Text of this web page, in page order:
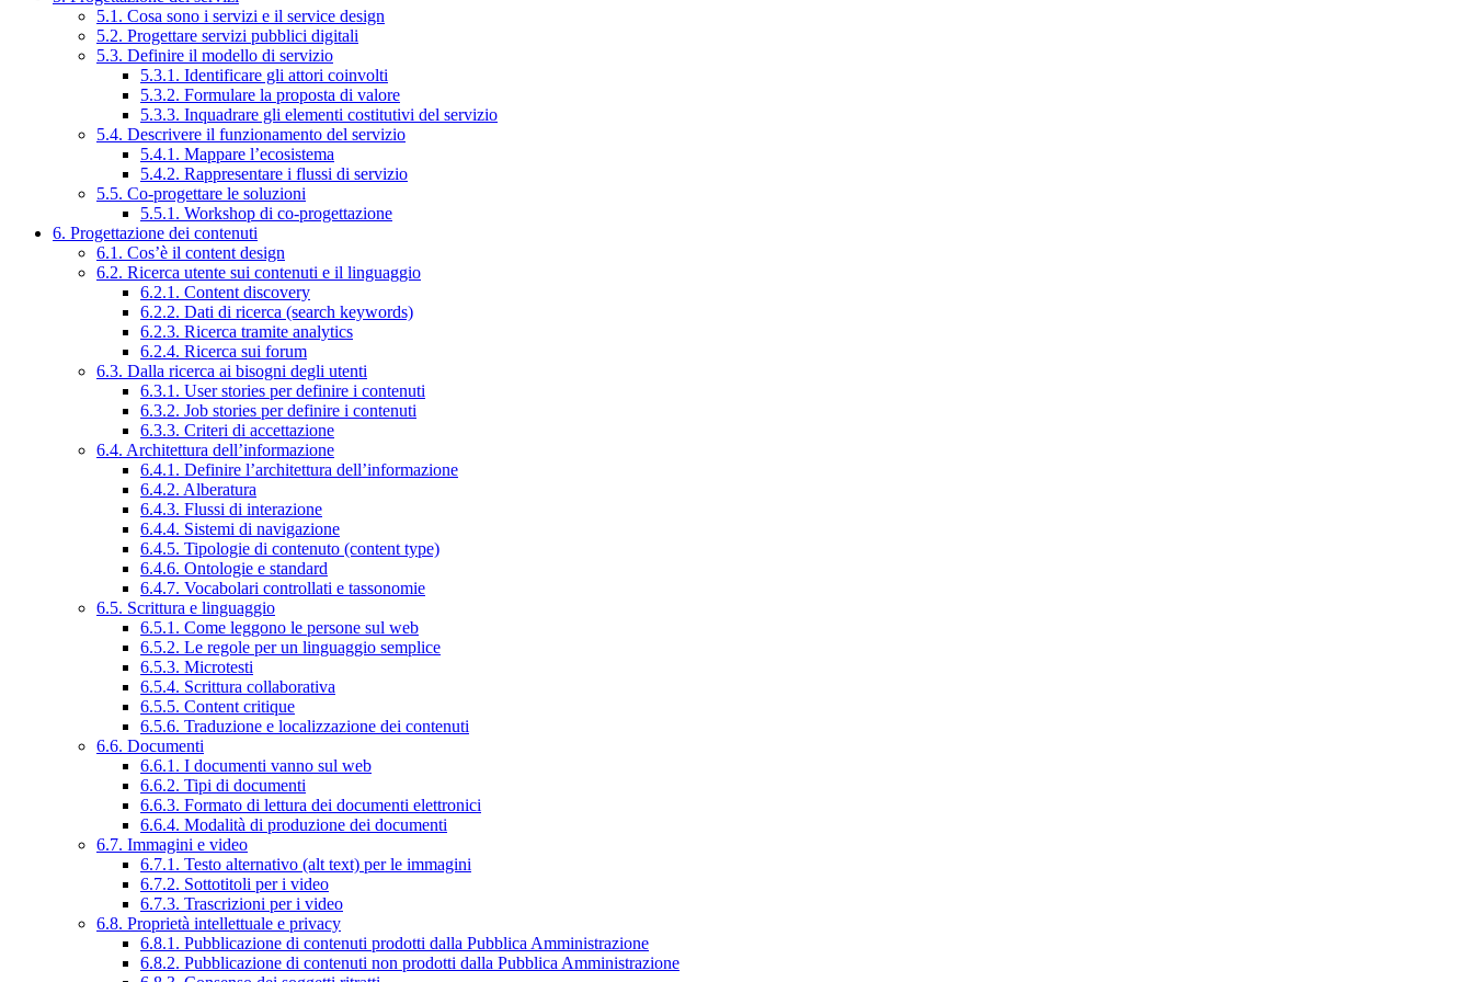
5.1. Cosa sono i servizi e il service design
5.2. Progettare servizi pubblici digitali
5.3. Definire il modello di servizio
5.3.1. Identificare gli attori coinvolti
5.3.2. Formulare la proposta di valore
5.3.3. Inquadrare gli elementi costitutivi del servizio
5.4. Descrivere il funzionamento del servizio
5.4.1. Mappare l’ecosistema
5.4.2. Rappresentare i flussi di servizio
5.5. Co-progettare le soluzioni
5.5.1. Workshop di co-progettazione
6. Progettazione dei contenuti
6.1. Cos’è il content design
6.2. Ricerca utente sui contenuti e il linguaggio
6.2.1. Content discovery
6.2.2. Dati di ricerca (search keywords)
6.2.3. Ricerca tramite analytics
6.2.4. Ricerca sui forum
6.3. Dalla ricerca ai bisogni degli utenti
6.3.1. User stories per definire i contenuti
6.3.2. Job stories per definire i contenuti
6.3.3. Criteri di accettazione
6.4. Architettura dell’informazione
6.4.1. Definire l’architettura dell’informazione
6.4.2. Alberatura
6.4.3. Flussi di interazione
6.4.4. Sistemi di navigazione
6.4.5. Tipologie di contenuto (content type)
6.4.6. Ontologie e standard
6.4.7. Vocabolari controllati e tassonomie
6.5. Scrittura e linguaggio
6.5.1. Come leggono le persone sul web
6.5.2. Le regole per un linguaggio semplice
6.5.3. Microtesti
6.5.4. Scrittura collaborativa
6.5.5. Content critique
6.5.6. Traduzione e localizzazione dei contenuti
6.6. Documenti
6.6.1. I documenti vanno sul web
6.6.2. Tipi di documenti
6.6.3. Formato di lettura dei documenti elettronici
6.6.4. Modalità di produzione dei documenti
6.7. Immagini e video
6.7.1. Testo alternativo (alt text) per le immagini
6.7.2. Sottotitoli per i video
6.7.3. Trascrizioni per i video
6.8. Proprietà intellettuale e privacy
6.8.1. Pubblicazione di contenuti prodotti dalla Pubblica Amministrazione
6.8.2. Pubblicazione di contenuti non prodotti dalla Pubblica Amministrazione